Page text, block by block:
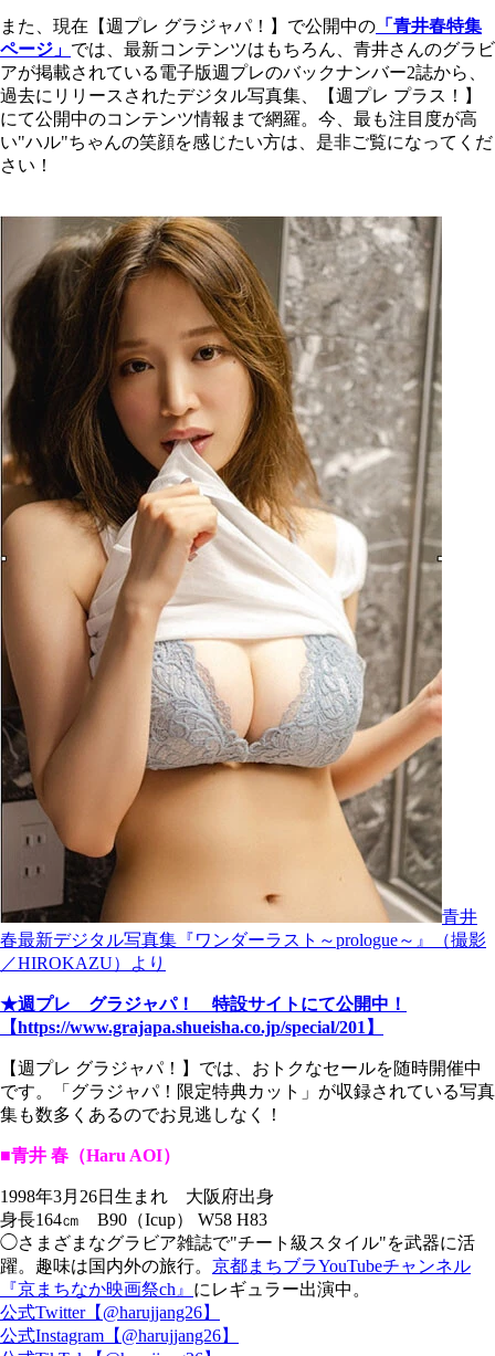
また、現在【週プレ グラジャパ！】で公開中の 「青井春特集
ページ」 では、最新コンテンツはもちろん、青井さんのグラビ
アが掲載されている電子版週プレのバックナンバー2誌から、
過去にリリースされたデジタル写真集、【週プレ プラス！】
にて公開中のコンテンツ情報まで網羅。今、最も注目度が高
い"ハル"ちゃんの笑顔を感じたい方は、是非ご覧になってくだ
さい！
青井
春最新デジタル写真集『ワンダーラスト～prologue～』（撮影
／HIROKAZU）より
★週プレ グラジャパ！ 特設サイトにて公開中！
【https://www.grajapa.shueisha.co.jp/special/201】
【週プレ グラジャパ！】では、おトクなセールを随時開催中
です。「グラジャパ！限定特典カット」が収録されている写真
集も数多くあるのでお見逃しなく！
■青井 春（Haru AOI）
1998年3月26日生まれ 大阪府出身
身長164㎝ B90（Icup） W58 H83
◯さまざまなグラビア雑誌で"チート級スタイル"を武器に活
躍。趣味は国内外の旅行。 京都まちブラYouTubeチャンネル
『京まちなか映画祭ch』 にレギュラー出演中。
公式Twitter【@harujjang26】
公式Instagram【@harujjang26】